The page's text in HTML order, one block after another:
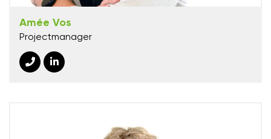
Amée Vos
Projectmanager